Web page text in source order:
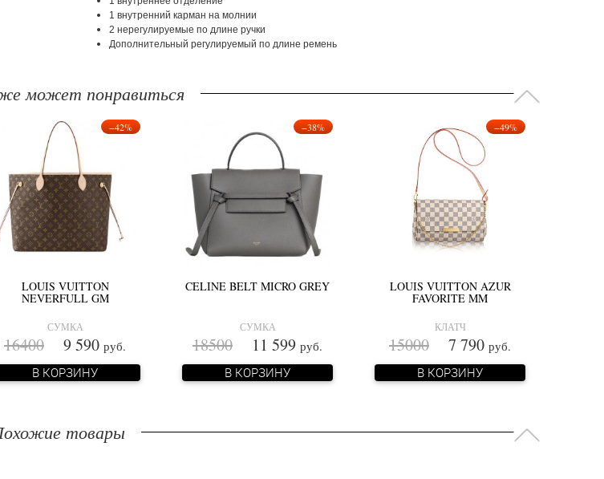
1 внутренний карман на молнии
2 нерегулируемые по длине ручки
Дополнительный регулируемый по длине ремень
может понравиться
−42%
LOUIS VUITTON
NEVERFULL GM
СУМКА
16400 9 590 руб.
В КОРЗИНУ
−38%
CELINE BELT MICRO GREY
СУМКА
18500 11 599 руб.
В КОРЗИНУ
−49%
LOUIS VUITTON AZUR
FAVORITE MM
КЛАТЧ
15000 7 790 руб.
В КОРЗИНУ
товары